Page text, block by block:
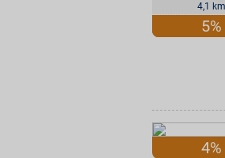
4,1 km
5%
4%